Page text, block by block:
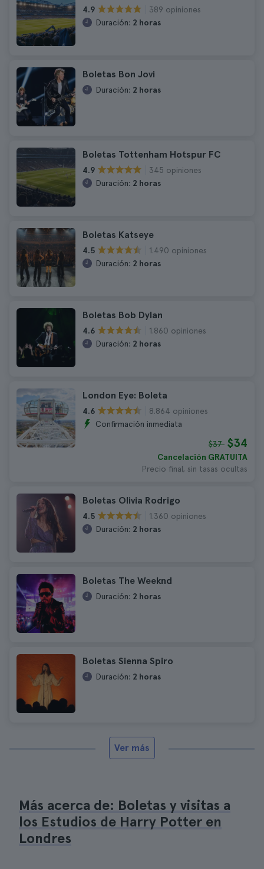
4.9
389 opiniones
Duración: 2 horas
Boletas Bon Jovi
Duración: 2 horas
Boletas Tottenham Hotspur FC
4.9
345 opiniones
Duración: 2 horas
Boletas Katseye
4.5
1.490 opiniones
Duración: 2 horas
Boletas Bob Dylan
4.6
1.860 opiniones
Duración: 2 horas
London Eye: Boleta
4.6
8.864 opiniones
Confirmación inmediata
$37 $34
Cancelación GRATUITA
Precio final, sin tasas ocultas
Boletas Olivia Rodrigo
4.5
1.360 opiniones
Duración: 2 horas
Boletas The Weeknd
Duración: 2 horas
Boletas Sienna Spiro
Duración: 2 horas
Ver más
Más acerca de: Boletas y visitas a
los Estudios de Harry Potter en
Londres